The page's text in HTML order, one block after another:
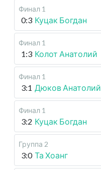
Финал 1
0:3 Куцак Богдан
Финал 1
1:3 Колот Анатолий
Финал 1
3:1 Дюков Анатолий
Финал 1
3:2 Куцак Богдан
Группа 2
3:0 Та Хоанг